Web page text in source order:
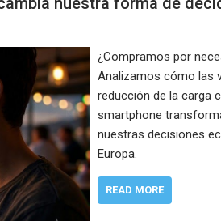
¿Compramos por
Analizamos cómo las
reducción de la carga
smartphone
nuestras decisiones
Europa.
READ MORE